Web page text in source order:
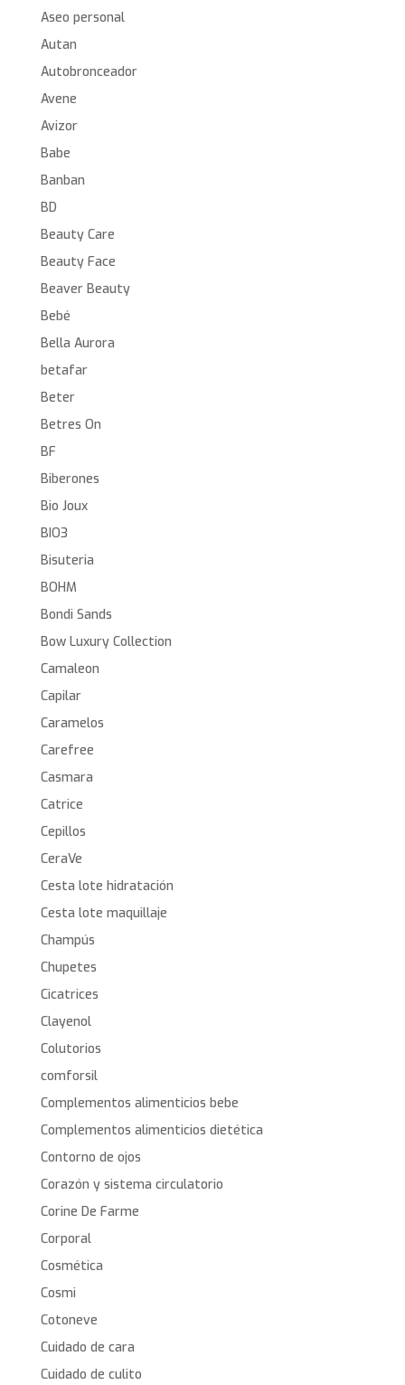
Aseo personal
Autan
Autobronceador
Avene
Avizor
Babe
Banban
BD
Beauty Care
Beauty Face
Beaver Beauty
Bebé
Bella Aurora
betafar
Beter
Betres On
BF
Biberones
Bio Joux
BIO3
Bisuteria
BOHM
Bondi Sands
Bow Luxury Collection
Camaleon
Capilar
Caramelos
Carefree
Casmara
Catrice
Cepillos
CeraVe
Cesta lote hidratación
Cesta lote maquillaje
Champús
Chupetes
Cicatrices
Clayenol
Colutorios
comforsil
Complementos alimenticios bebe
Complementos alimenticios dietética
Contorno de ojos
Corazón y sistema circulatorio
Corine De Farme
Corporal
Cosmética
Cosmi
Cotoneve
Cuidado de cara
Cuidado de culito